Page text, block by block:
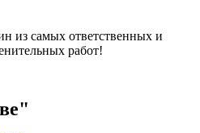
из самых ответственных и
работ!